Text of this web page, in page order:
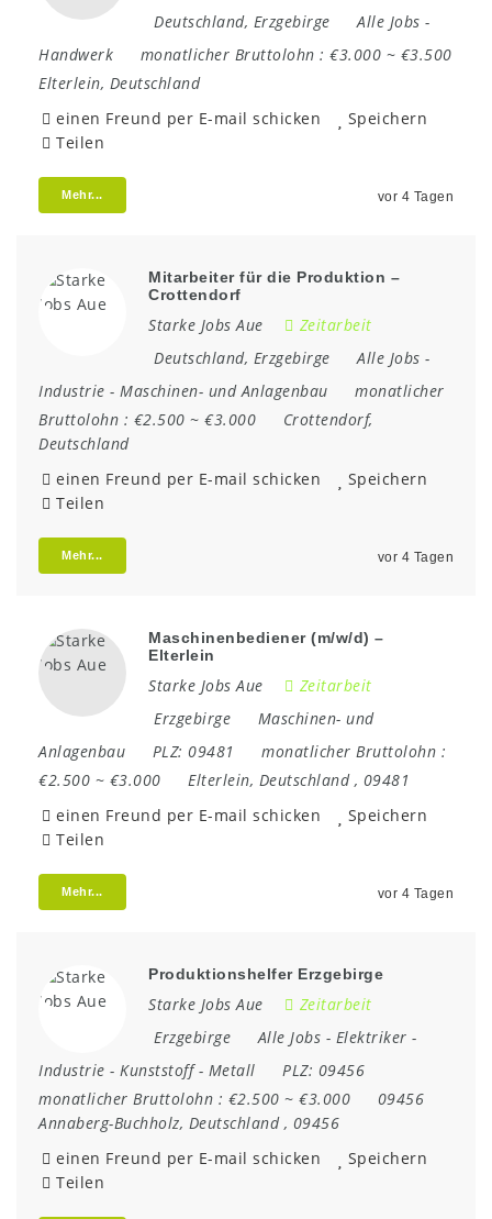
Deutschland, Erzgebirge Alle Jobs -
Handwerk
monatlicher Bruttolohn : €3.000 ~ €3.500
Elterlein, Deutschland
einen Freund per E-mail schicken
Speichern
Teilen
Mehr... vor 4 Tagen
Mitarbeiter für die Produktion –
Crottendorf
Starke Jobs Aue
Zeitarbeit
Deutschland, Erzgebirge Alle Jobs -
Industrie - Maschinen- und Anlagenbau
monatlicher
Bruttolohn : €2.500 ~ €3.000 Crottendorf,
Deutschland
einen Freund per E-mail schicken
Speichern
Teilen
Mehr... vor 4 Tagen
Maschinenbediener (m/w/d) –
Elterlein
Starke Jobs Aue
Zeitarbeit
Erzgebirge
Maschinen- und
Anlagenbau
PLZ: 09481
monatlicher Bruttolohn :
€2.500 ~ €3.000
Elterlein, Deutschland, 09481
einen Freund per E-mail schicken
Speichern
Teilen
Mehr... vor 4 Tagen
Produktionshelfer Erzgebirge
Starke Jobs Aue
Zeitarbeit
Erzgebirge
Alle Jobs - Elektriker -
Industrie - Kunststoff- Metall PLZ: 09456
monatlicher Bruttolohn : €2.500 ~ €3.000
09456
Annaberg-Buchholz, Deutschland, 09456
einen Freund per E-mail schicken
Speichern
Teilen